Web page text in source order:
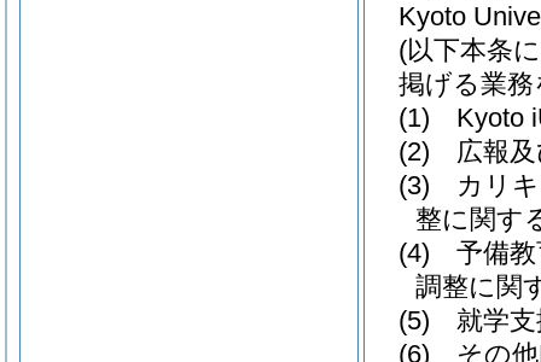
Kyoto
(以下本条
掲げる業
(1)
Kyoto
(2)
広報
(3)
カリ
整に関す
(4)
予備
調整に関
(5)
就学
(6)
その